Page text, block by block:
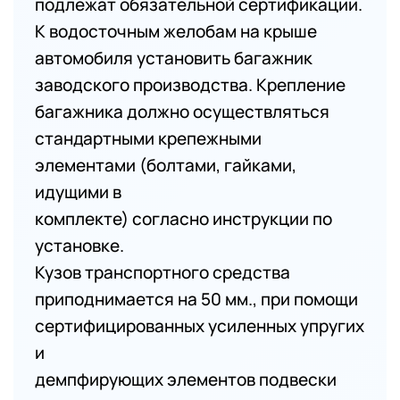
К водосточным желобам на крыше
автомобиля установить багажник
заводского производства. Крепление
багажника должно осуществляться
стандартными крепежными
элементами (болтами, гайками,
идущими в
комплекте) согласно инструкции по
установке.
Кузов транспортного средства
приподнимается на 50 мм., при помощи
сертифицированных усиленных упругих
и
демпфирующих элементов подвески